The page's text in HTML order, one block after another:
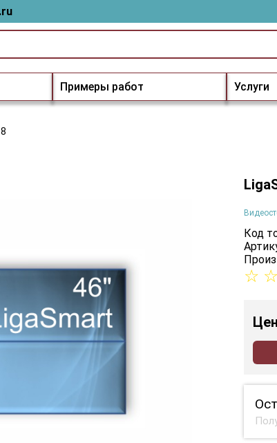
Примеры работ Услуги
Код
☆ ☆